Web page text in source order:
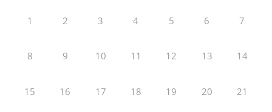
1 2 3 4 5 6 7
8 9 10 11 12 13 14
15 16 17 18 19 20 21